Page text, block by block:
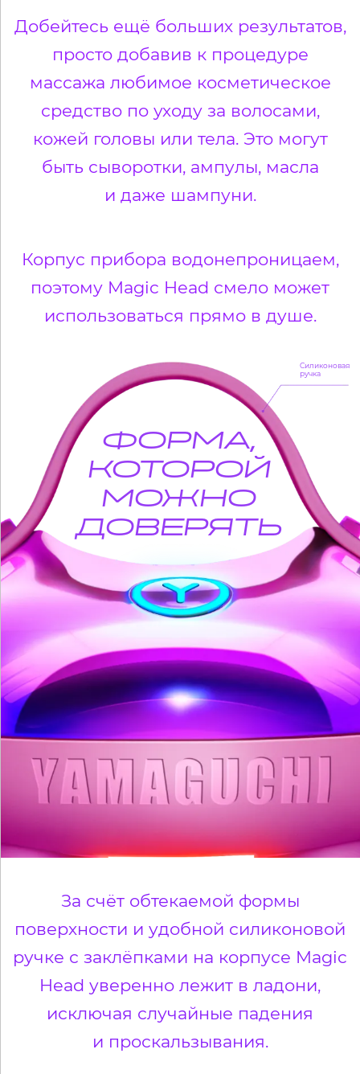
Добейтесь ещё больших результатов,
просто добавив к процедуре
массажа любимое косметическое
средство по уходу за волосами,
кожей головы или тела. Это могут
быть сыворотки, ампулы, масла
и даже шампуни.
Корпус прибора водонепроницаем,
поэтому Magic Head смело может
использоваться прямо в душе.
За счёт обтекаемой формы
поверхности и удобной силиконовой
ручке с заклёпками на корпусе Magic
Head уверенно лежит в ладони,
исключая случайные падения
и проскальзывания.
ФОРМА,
КОТОРОЙ
МОЖНО
ДОВЕРЯТЬ
Силиконовая
ручка